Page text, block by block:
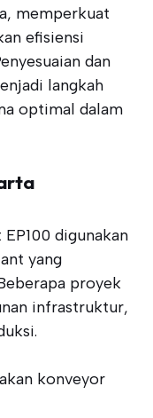
memperkuat
efisiensi
dan
langkah
optimal dalam
digunakan
yang
proyek
infrastruktur,
konveyor